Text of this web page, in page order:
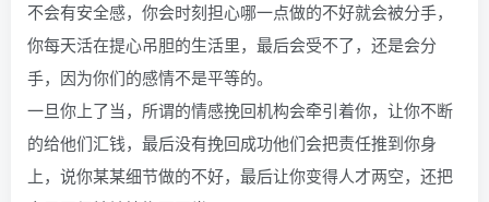
不会有安全感，你会时刻担心哪一点做的不好就会被分手，
你每天活在提心吊胆的生活里，最后会受不了，还是会分
手，因为你们的感情不是平等的。
一旦你上了当，所谓的情感挽回机构会牵引着你，让你不断
的给他们汇钱，最后没有挽回成功他们会把责任推到你身
上，说你某某细节做的不好，最后让你变得人才两空，还把